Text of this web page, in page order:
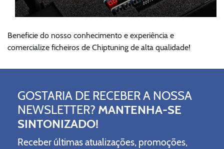
Beneficie do nosso conhecimento e experiência e
comercialize ficheiros de Chiptuning de alta qualidade!
GOSTARIA DE RECEBER A NOSSA
NEWSLETTER? MANTENHA-SE
SINTONIZADO!
Receber últimas atualizações, promoções,